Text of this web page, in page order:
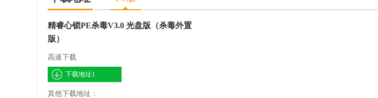
精睿心锁PE杀毒V3.0 光盘版（杀毒外置
版）
高速下载
下载地址1
其他下载地址：